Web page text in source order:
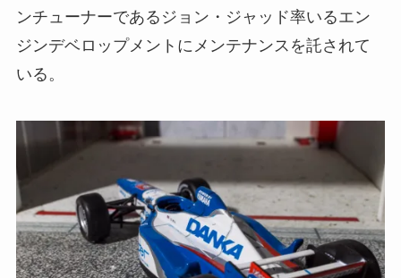
ンチューナーであるジョン・ジャッド率いるエン
ジンデベロップメントにメンテナンスを託されて
いる。